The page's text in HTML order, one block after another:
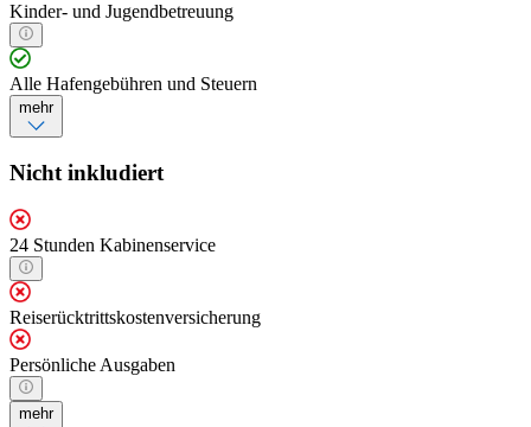
Kinder- und Jugendbetreuung
Alle Hafengebühren und Steuern
mehr
Nicht inkludiert
24 Stunden Kabinenservice
Reiserücktrittskostenversicherung
Persönliche Ausgaben
mehr